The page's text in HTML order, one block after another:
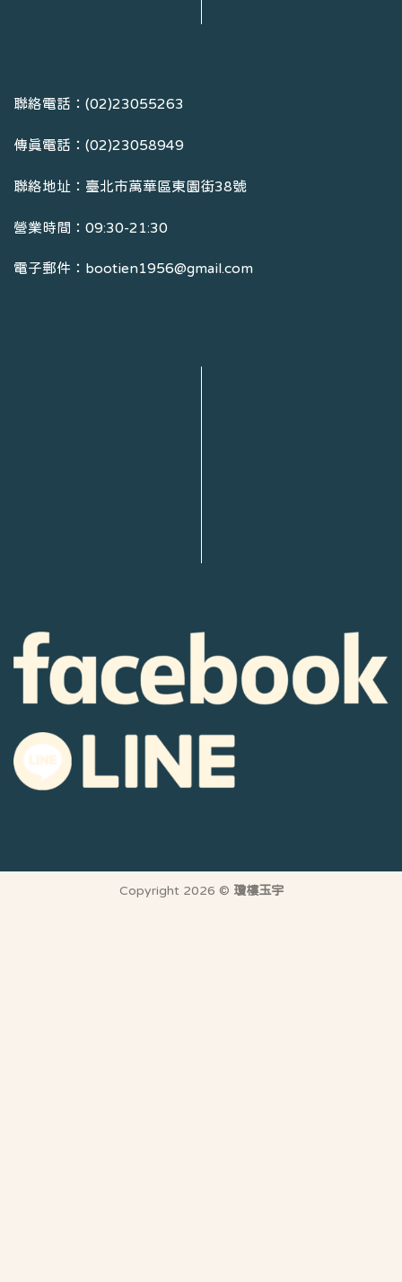
聯絡電話：(02)23055263
傳真電話：(02)23058949
聯絡地址：臺北市萬華區東園街38號
營業時間：09:30-21:30
電子郵件：bootien1956@gmail.com
Copyright 2026 © 瓊樓玉宇